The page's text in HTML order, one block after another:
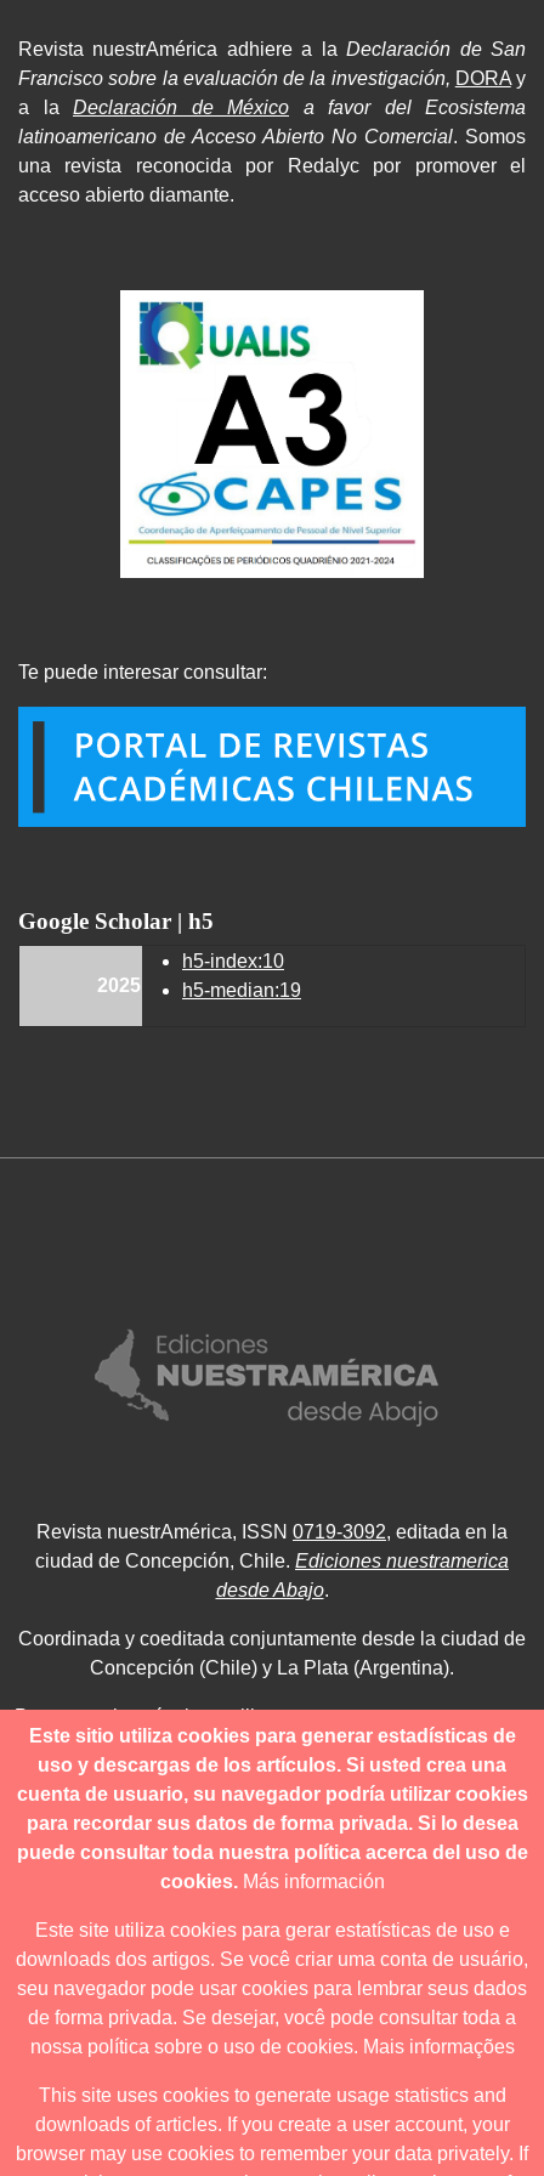
Revista nuestrAmérica adhiere a laDeclaración de San
Francisco sobre la evaluación de la investigación, DORAy
a la Declaración de México a favor del Ecosistema
latinoamericano de Acceso Abierto No Comercial. Somos
una revista reconocida por Redalyc por promover el
acceso abierto diamante.
Te puede interesar consultar:
Google Scholar | h5
2025
h5-index:10
h5-median:19
Revista nuestrAmérica, ISSN 0719-3092, editada en la
ciudad de Concepción, Chile. Ediciones nuestramerica
desde Abajo.
Coordinada y coeditada conjuntamente desde la ciudad de
Concepción (Chile) y La Plata (Argentina).
Para consultas técnicas utilice
contacto@revistanuestramerica.cl
Toda comunicación respecto a los envíos se deben realizar
a través del OJS.
Revista nuestrAmérica publica exclusivamente bajo una
licencia internacional
Creative Commons Atribución-
NoComercial-CompartirIgual 4.0 .
Revista nuestrAmérica ha acordado usar el visor de JATS Studio
para publicar a partir de abril de 2026. Para obtener los formatos
Este sitio utiliza cookies para generar estadísticas de
uso y descargas de los artículos. Si usted crea una
cuenta de usuario, su navegador podría utilizar cookies
para recordar sus datos de forma privada. Si lo desea
puede consultar toda nuestra política acerca del uso de
cookies. Más información
Este site utiliza cookies para gerar estatísticas de uso e
downloads dos artigos. Se você criar uma conta de usuário,
seu navegador pode usar cookies para lembrar seus dados
de forma privada. Se desejar, você pode consultar toda a
nossa política sobre o uso de cookies. Mais informações
This site uses cookies to generate usage statistics and
downloads of articles. If you create a user account, your
browser may use cookies to remember your data privately. If